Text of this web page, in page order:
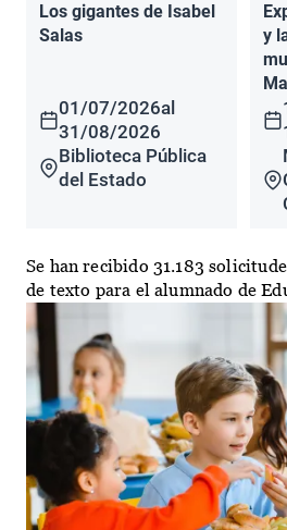
Los gigantes de Isabel
Salas
01/07/2026al
31/08/2026
Biblioteca Pública
del Estado
y
Se han recibido 31.183
de texto para el alumnado de